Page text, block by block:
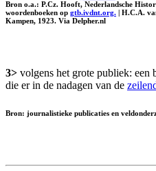
Bron o.a.: P.Cz. Hooft, Nederlandsche
woordenboeken op gtb.ivdnt.org. | H.C.A.
Kampen, 1923. Via Delpher.nl
3> volgens het grote publiek: een
die er in de nadagen van de
Bron: journalistieke publicaties en